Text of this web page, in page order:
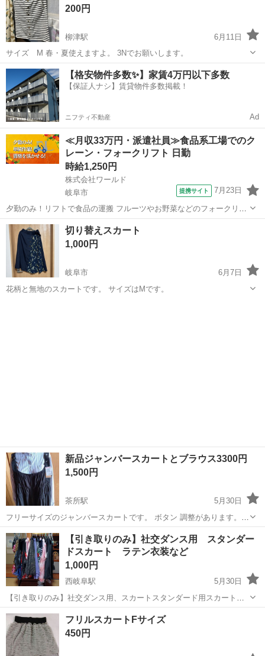
200円
柳津駅
6月11日
サイズ M 春・夏使えますよ。 3Nでお願いします。
岐阜 岐阜市 柳津駅 スカート
【格安物件多数✨】家賃4万円以下多数
【保証人ナシ】賃貸物件多数掲載！
ニフティ不動産 Ad
≪月収33万円・派遣社員≫食品系工場でのク
レーン・フォークリフト 日勤
時給1,250円
株式会社ワールド
岐阜市
提携サイト 7月23日
夕勤のみ！リフトで食品の運搬 フルーツやお野菜などのフォークリフ
ト運搬・仕分け フルーツやお野菜などの食品を扱っているマーケット
です。 お仕事内容はフォークリフト運搬と仕分け作業です。 ① トラ
ックで運ばれてきたフルーツ...
岐阜 岐阜市 その他
切り替えスカート
1,000円
岐阜市
6月7日
花柄と無地のスカートです。 サイズはMです。
新品ジャンバースカートとブラウス3300円
1,500円
茶所駅
5月30日
フリーサイズのジャンバースカートです。 ボタン 調整があります。名
鉄百貨店で3300円 素材 ポリエステル65% ナイロン 35% 軽くて 体型
カバーできます、 シャツセットでしたら、2200円です。 シャツも名
鉄百貨店33...
岐阜 岐阜市 茶所駅 スカート ジャンバー
【引き取りのみ】社交ダンス用 スタンダー
ドスカート ラテン衣装など
1,000円
西岐阜駅
5月30日
【引き取りのみ】社交ダンス用、スカートスタンダード用スカート、
ラテン衣装など 1点：1000円でお譲りしたいです。 こちらで試着可能
です。試着日は土曜日でお願いします。 【サイズ】Mサイズですが、
スカートのウエストはほと...
岐阜 岐阜市 西岐阜駅 スカート よろしくお願いします
フリルスカートFサイズ
450円